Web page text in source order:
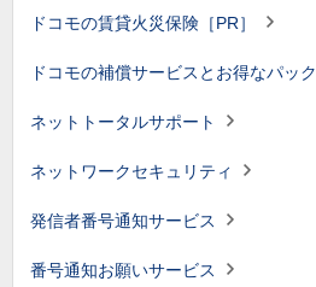
ドコモの賃貸火災保険［PR］
ドコモの補償サービスとお得なパック
ネットトータルサポート
ネットワークセキュリティ
発信者番号通知サービス
番号通知お願いサービス